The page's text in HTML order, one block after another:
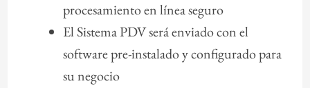
procesamiento en línea seguro
El Sistema PDV será enviado con el
software pre-instalado y configurado para
su negocio